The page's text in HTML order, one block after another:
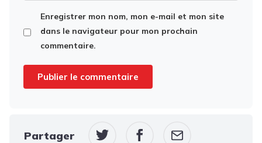
Enregistrer mon nom, mon e-mail et mon site
dans le navigateur pour mon prochain
commentaire.
Partager